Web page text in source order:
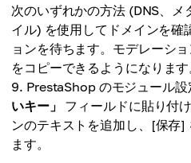
次のいずれかの方法 (DNS、
イル) を使用してドメインを確
ョンを待ちます。モデレーシ
をコピーできるようになります
PrestaShop のモジュール設
いキー」 フィールドに貼り付
ンのテキストを追加し、[保存]
ます。